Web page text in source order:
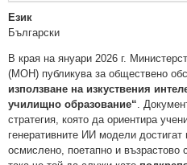
Език
Български
В края на януари 2026 г.
(МОН) публикува за обществено
използване на изкуствения
училищно образование“.
стратегия, която да ориентира
генеративните ИИ модели
осмислено, поетапно и възрастово